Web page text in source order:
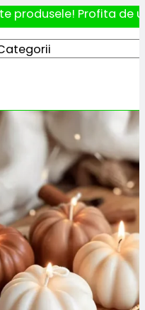
produsele! Profita de